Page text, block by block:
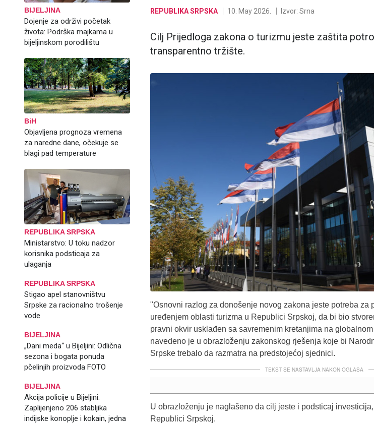
BIJELJINA
Dojenje za održivi početak
života: Podrška majkama u
bijeljinskom porodilištu
BiH
Objavljena prognoza vremena
za naredne dane, očekuje se
blagi pad temperature
REPUBLIKA SRPSKA
Ministarstvo: U toku nadzor
korisnika podsticaja za
ulaganja
REPUBLIKA SRPSKA
Stigao apel stanovništvu
Srpske za racionalno trošenje
vode
BIJELJINA
„Dani meda“ u Bijeljini: Odlična
sezona i bogata ponuda
pčelinjih proizvoda FOTO
BIJELJINA
Akcija policije u Bijeljini:
Zaplijenjeno 206 stabljika
indijske konoplje i kokain, jedna
REPUBLIKA SRPSKA 10. May 2026. Izvor: Srna
Cilj Prijedloga zakona o turizmu jeste zaštita
transparentno tržište.
"Osnovni razlog za donošenje novog zakona jeste potreba za
uređenjem oblasti turizma u Republici Srpskoj, da bi bio
pravni okvir usklađen sa savremenim kretanjima na
navedeno je u obrazloženju zakonskog rješenja koje bi
Srpske trebalo da razmatra na predstojećoj sjednici.
TEKST SE NASTAVLJA NAKON OGLASA
U obrazloženju je naglašeno da cilj jeste i podsticaj
Republici Srpskoj.